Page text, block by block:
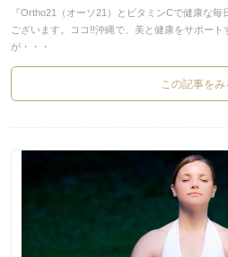
『Ortho21（オーソ21）とビタミンCで健康な
ございます。ココ!!沖縄で、美と健康をサポー
が・・・
この記事をみ